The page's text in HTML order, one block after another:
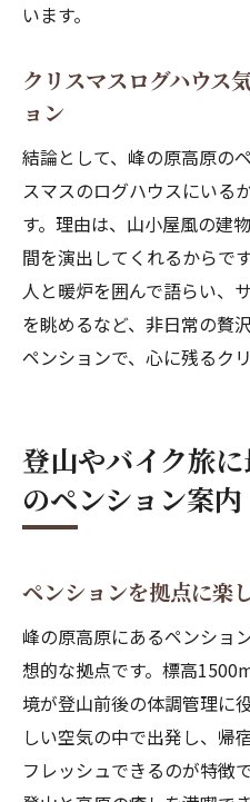
います。
クリスマスログハウス
ョン
結論として、峰の原高原の
スマスのログハウスにいる
す。理由は、山小屋風の建
間を演出してくれるからで
人と暖炉を囲んで語らい、
を眺めるなど、非日常の贅
ペンションで、心に残るク
登山やバイク旅
のペンション案内
ペンションを拠点に楽
峰の原高原にあるペンショ
想的な拠点です。標高
境が登山前後の体調管理に
しい空気の中で出発し、帰
フレッシュできるのが特徴